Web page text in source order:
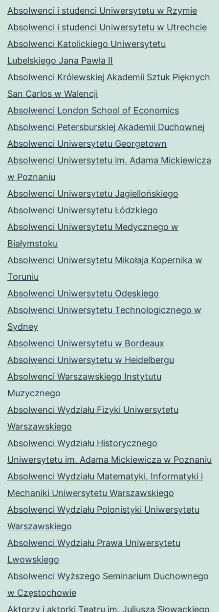
Absolwenci i studenci Uniwersytetu w Rzymie
Absolwenci i studenci Uniwersytetu w Utrechcie
Absolwenci Katolickiego Uniwersytetu
Lubelskiego Jana Pawła II
Absolwenci Królewskiej Akademii Sztuk Pięknych
San Carlos w Walencji
Absolwenci London School of Economics
Absolwenci Petersburskiej Akademii Duchownej
Absolwenci Uniwersytetu Georgetown
Absolwenci Uniwersytetu im. Adama Mickiewicza
w Poznaniu
Absolwenci Uniwersytetu Jagiellońskiego
Absolwenci Uniwersytetu Łódzkiego
Absolwenci Uniwersytetu Medycznego w
Białymstoku
Absolwenci Uniwersytetu Mikołaja Kopernika w
Toruniu
Absolwenci Uniwersytetu Odeskiego
Absolwenci Uniwersytetu Technologicznego w
Sydney
Absolwenci Uniwersytetu w Bordeaux
Absolwenci Uniwersytetu w Heidelbergu
Absolwenci Warszawskiego Instytutu
Muzycznego
Absolwenci Wydziału Fizyki Uniwersytetu
Warszawskiego
Absolwenci Wydziału Historycznego
Uniwersytetu im. Adama Mickiewicza w Poznaniu
Absolwenci Wydziału Matematyki, Informatyki i
Mechaniki Uniwersytetu Warszawskiego
Absolwenci Wydziału Polonistyki Uniwersytetu
Warszawskiego
Absolwenci Wydziału Prawa Uniwersytetu
Lwowskiego
Absolwenci Wyższego Seminarium Duchownego
w Częstochowie
Aktorzy i aktorki Teatru im. Juliusza Słowackiego